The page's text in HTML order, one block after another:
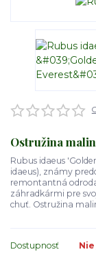
Ostružina
Rubus idaeus
idaeus), známy
remontantná
záhradkármi pre
chuť. Ostružina
Dostupnosť